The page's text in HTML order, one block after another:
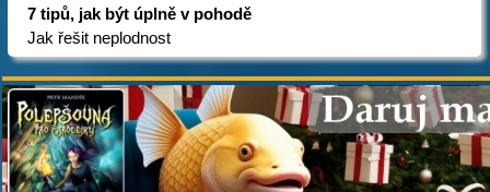
7 tipů, jak být úplně v pohodě
Jak řešit neplodnost